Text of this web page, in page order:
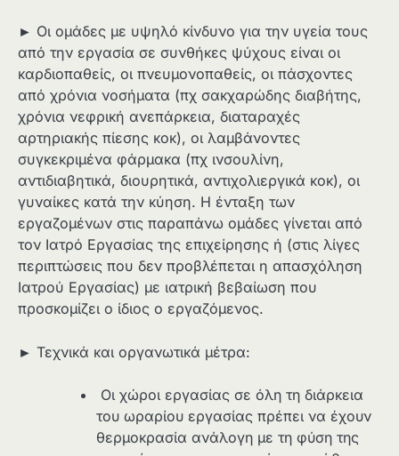
► Οι ομάδες με υψηλό κίνδυνο για την υγεία τους
από την εργασία σε συνθήκες ψύχους είναι οι
καρδιοπαθείς, οι πνευμονοπαθείς, οι πάσχοντες
από χρόνια νοσήματα (πχ σακχαρώδης διαβήτης,
χρόνια νεφρική ανεπάρκεια, διαταραχές
αρτηριακής πίεσης κοκ), οι λαμβάνοντες
συγκεκριμένα φάρμακα (πχ ινσουλίνη,
αντιδιαβητικά, διουρητικά, αντιχολιεργικά κοκ), οι
γυναίκες κατά την κύηση. Η ένταξη των
εργαζομένων στις παραπάνω ομάδες γίνεται από
τον Ιατρό Εργασίας της επιχείρησης ή (στις λίγες
περιπτώσεις που δεν προβλέπεται η απασχόληση
Ιατρού Εργασίας) με ιατρική βεβαίωση που
προσκομίζει ο ίδιος ο εργαζόμενος.
► Τεχνικά και οργανωτικά μέτρα:
Οι χώροι εργασίας σε όλη τη διάρκεια
του ωραρίου εργασίας πρέπει να έχουν
θερμοκρασία ανάλογη με τη φύση της